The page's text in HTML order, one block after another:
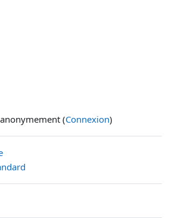
(Connexion)